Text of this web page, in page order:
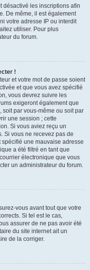
désactivé les inscriptions afin
De même, il est également
votre adresse IP ou interdit
utiliser. Pour plus
du forum.
!
et votre mot de passe soient
et que vous avez spécifié
vous devrez suivre les
exigeront également que
soit par vous-même ou soit par
une session ; cette
Si vous aviez reçu un
Si vous ne recevez pas de
une mauvaise adresse
a été filtré en tant que
électronique que vous
un administrateur du forum.
vous avant tout que votre
Si tel est le cas,
assurer de ne pas avoir été
du site internet ait un
de la corriger.